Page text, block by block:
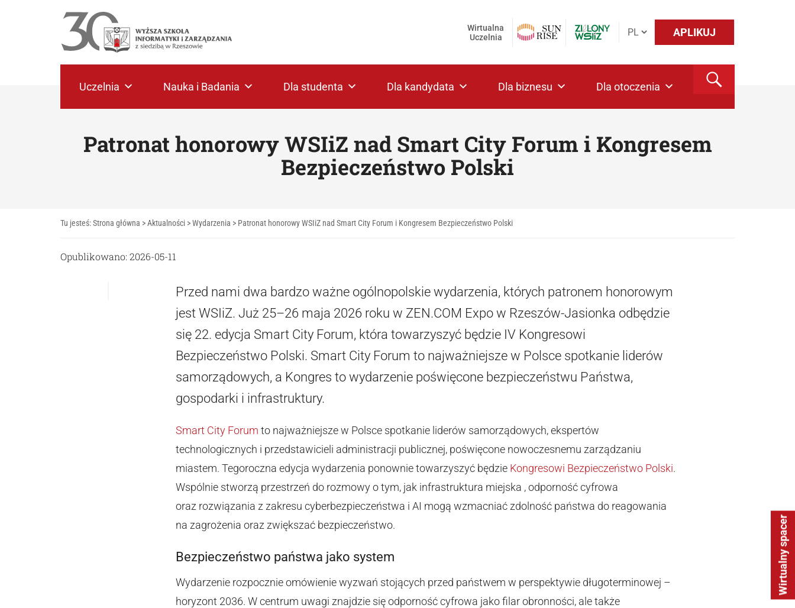
Wirtualny spacer
APLIKUJ
Wirtualna
Uczelnia
Uczelnia Nauka i Badania Dla studenta Dla kandydata Dla biznesu Dla otoczenia
Patronat honorowy WSIiZ nad Smart City Forum i Kongresem
Bezpieczeństwo Polski
Tu jesteś:Strona główna >Aktualności >Wydarzenia > Patronat honorowy WSIiZ nad Smart City Forum i Kongresem Bezpieczeństwo Polski
Opublikowano: 2026-05-11
Przed nami dwa bardzo ważne ogólnopolskie wydarzenia, których patronem honorowym
jest WSIiZ. Już 25–26 maja 2026 roku w ZEN.COM Expo w Rzeszów-Jasionka odbędzie
się 22. edycja Smart City Forum, która towarzyszyć będzie IV Kongresowi
Bezpieczeństwo Polski. Smart City Forum to najważniejsze w Polsce spotkanie liderów
samorządowych, a Kongres to wydarzenie poświęcone bezpieczeństwu Państwa,
gospodarki i infrastruktury.
Smart City Forum to najważniejsze w Polsce spotkanie liderów samorządowych, ekspertów
technologicznych i przedstawicieli administracji publicznej, poświęcone nowoczesnemu zarządzaniu
miastem. Tegoroczna edycja wydarzenia ponownie towarzyszyć będzie Kongresowi Bezpieczeństwo Polski.
Wspólnie stworzą przestrzeń do rozmowy o tym, jak infrastruktura miejska , odporność cyfrowa
oraz rozwiązania z zakresu cyberbezpieczeństwa i AI mogą wzmacniać zdolność państwa do reagowania
na zagrożenia oraz zwiększać bezpieczeństwo.
Bezpieczeństwo państwa jako system
Wydarzenie rozpocznie omówienie wyzwań stojących przed państwem w perspektywie długoterminowej –
horyzont 2036. W centrum uwagi znajdzie się odporność cyfrowa jako filar obronności, ale także